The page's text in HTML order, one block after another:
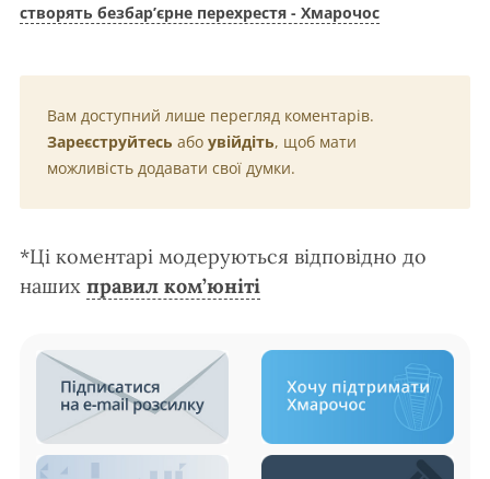
створять безбар’єрне перехрестя - Хмарочос
Вам доступний лише перегляд коментарів.
Зареєструйтесь або увійдіть, щоб мати
можливість додавати свої думки.
*Ці коментарі модеруються відповідно до
наших правил ком’юніті